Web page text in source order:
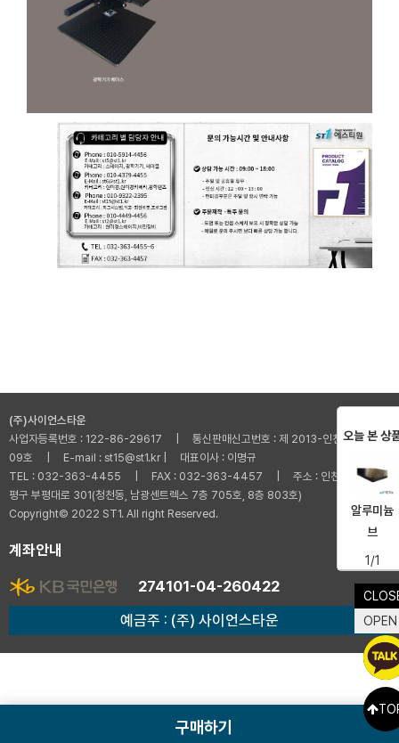
구매하기
(주)사이언스타운
사업자등록번호 : 122-86-29617 | 통신판매신고번호 : 제 2013-인천부평-001
09호 | E-mail : st15@st1.kr | 대표이사 : 이명규
TEL : 032-363-4455 | FAX : 032-363-4457 | 주소 : 인천광역시 부
평구 부평대로 301(청천동, 남광센트렉스 7층 705호, 8층 803호)
Copyright© 2022 ST1. All right Reserved.
계좌안내
274101-04-260422
예금주 : (주) 사이언스타운
OPEN
오늘 본 상
알루미늄
브
1/1